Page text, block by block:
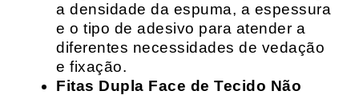
a densidade da espuma, a espessura
e o tipo de adesivo para atender a
diferentes necessidades de vedação
e fixação.
Fitas Dupla Face de Tecido Não